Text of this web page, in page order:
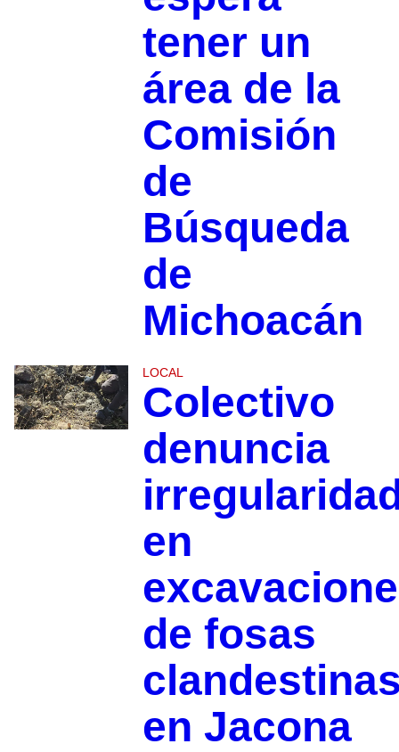
tener un
área de la
Comisión
de
Búsqueda
de
Michoacán
LOCAL
Colectivo
denuncia
en
de fosas
en Jacona